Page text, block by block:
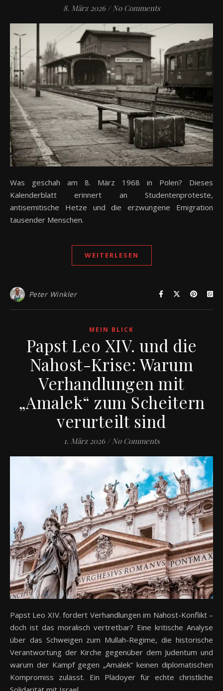
8. März 2026 / No Comments
Was geschah am 8. März 1968 in Polen? Dieses
Kalenderblatt erinnert an Studentenproteste,
antisemitische Hetze und die erzwungene Emigration
tausender Menschen.
WEITERLESEN
Peter Winkler
MEIN BLICK
Papst Leo XIV. und die
Nahost-Krise: Warum
Verhandlungen mit
„Amalek“ zum Scheitern
verurteilt sind
1. März 2026 / No Comments
Papst Leo XIV. fordert Verhandlungen im Nahost-Konflikt –
doch ist das moralisch vertretbar? Eine kritische Analyse
über das Schweigen zum Mullah-Regime, die historische
Verantwortung der Kirche gegenüber dem Judentum und
warum der Kampf gegen „Amalek“ keinen diplomatischen
Kompromiss zulässt. Ein Plädoyer für echte christliche